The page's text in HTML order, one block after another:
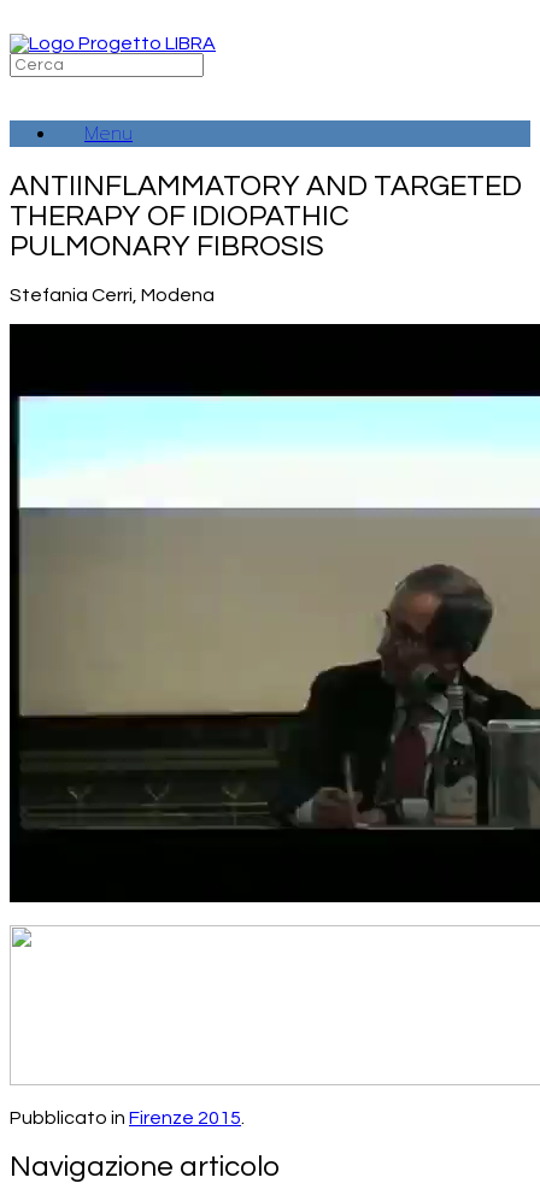
al
contenuto
Ricerca
per:
Menu
ANTIINFLAMMATORY AND TARGETED
THERAPY OF IDIOPATHIC
PULMONARY FIBROSIS
Stefania Cerri, Modena
Pubblicato in Firenze 2015
Navigazione articolo